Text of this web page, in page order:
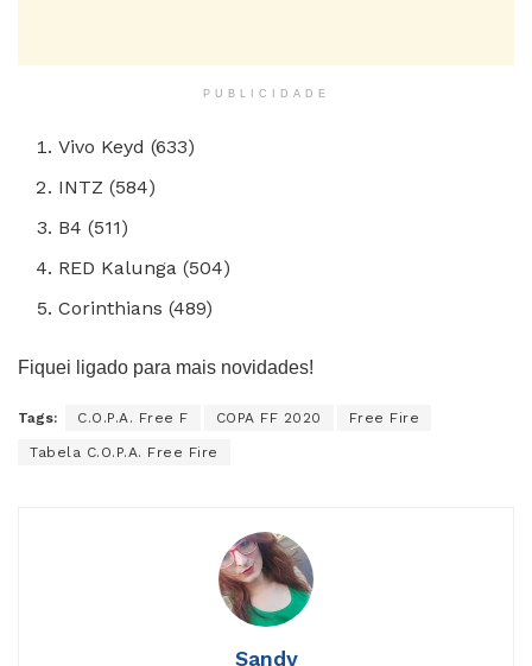
PUBLICIDADE
Vivo Keyd (633)
INTZ (584)
B4 (511)
RED Kalunga (504)
Corinthians (489)
Fiquei ligado para mais novidades!
Tags: C.O.P.A. Free F COPA FF 2020 Free Fire
Tabela C.O.P.A. Free Fire
Sandy